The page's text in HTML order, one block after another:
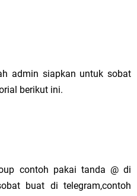
admin siapkan untuk sobat
berikut ini.
contoh pakai tanda @ di
buat di telegram,contoh